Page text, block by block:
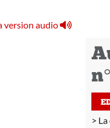
version audio